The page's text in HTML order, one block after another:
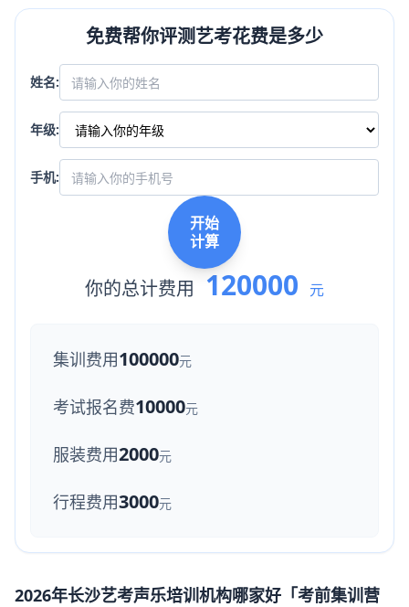
免费帮你评测艺考花费是多少
姓名:
年级:
手机:
开始
计算
你的总计费用 120000 元
集训费用100000元
考试报名费10000元
服装费用2000元
行程费用3000元
2026年长沙艺考声乐培训机构哪家好「考前集训营